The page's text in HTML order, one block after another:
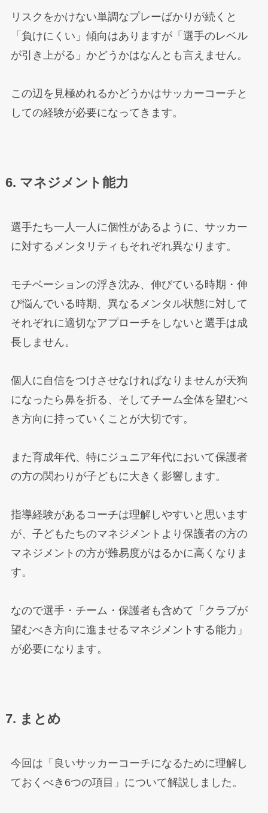
リスクをかけない単調なプレーばかりが続くと
「負けにくい」傾向はありますが「選手のレベル
が引き上がる」かどうかはなんとも言えません。
この辺を見極めれるかどうかはサッカーコーチと
しての経験が必要になってきます。
6. マネジメント能力
選手たち一人一人に個性があるように、サッカー
に対するメンタリティもそれぞれ異なります。
モチベーションの浮き沈み、伸びている時期・伸
び悩んでいる時期、異なるメンタル状態に対して
それぞれに適切なアプローチをしないと選手は成
長しません。
個人に自信をつけさせなければなりませんが天狗
になったら鼻を折る、そしてチーム全体を望むべ
き方向に持っていくことが大切です。
また育成年代、特にジュニア年代において保護者
の方の関わりが子どもに大きく影響します。
指導経験があるコーチは理解しやすいと思います
が、子どもたちのマネジメントより保護者の方の
マネジメントの方が難易度がはるかに高くなりま
す。
なので選手・チーム・保護者も含めて「クラブが
望むべき方向に進ませるマネジメントする能力」
が必要になります。
7. まとめ
今回は「良いサッカーコーチになるために理解し
ておくべき6つの項目」について解説しました。